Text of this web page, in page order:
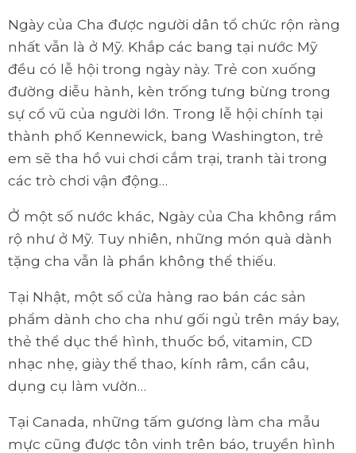
Ngày của Cha được người dân tổ chức rộn ràng
nhất vẫn là ở Mỹ. Khắp các bang tại nước Mỹ
đều có lễ hội trong ngày này. Trẻ con xuống
đường diễu hành, kèn trống tưng bừng trong
sự cổ vũ của người lớn. Trong lễ hội chính tại
thành phố Kennewick, bang Washington, trẻ
em sẽ tha hồ vui chơi cắm trại, tranh tài trong
các trò chơi vận động…
Ở một số nước khác, Ngày của Cha không rầm
rộ như ở Mỹ. Tuy nhiên, những món quà dành
tặng cha vẫn là phần không thể thiếu.
Tại Nhật, một số cửa hàng rao bán các sản
phẩm dành cho cha như gối ngủ trên máy bay,
thẻ thể dục thể hình, thuốc bổ, vitamin, CD
nhạc nhẹ, giày thể thao, kính râm, cần câu,
dụng cụ làm vườn…
Tại Canada, những tấm gương làm cha mẫu
mực cũng được tôn vinh trên báo, truyền hình